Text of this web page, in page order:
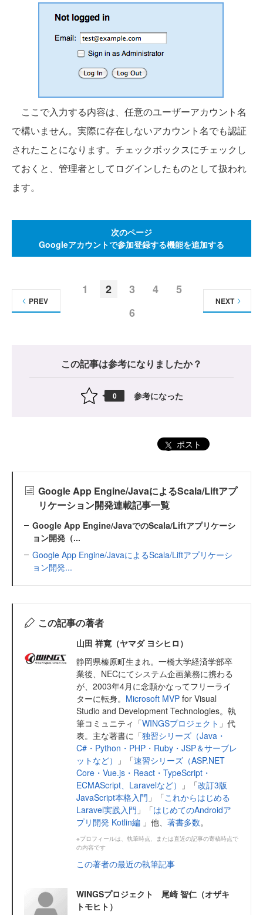
ここで入力する内容は、任意のユーザーアカウント名
で構いません。実際に存在しないアカウント名でも認証
されたことになります。チェックボックスにチェックし
ておくと、管理者としてログインしたものとして扱われ
ます。
次のページ
Googleアカウントで参加登録する機能を追加する
1 2 3 4
5
6
PREV NEXT
この記事は参考になりましたか？
0 参考になった
ポスト
Google App Engine/JavaによるScala/Liftアプ
リケーション開発連載記事一覧
Google App Engine/JavaでのScala/Liftアプリケーシ
ョン開発（...
Google App Engine/JavaによるScala/Liftアプリケーシ
ョン開発...
この記事の著者
山田 祥寛（ヤマダ ヨシヒロ）
静岡県榛原町生まれ。一橋大学経済学部卒
業後、NECにてシステム企画業務に携わる
が、2003年4月に念願かなってフリーライ
ターに転身。 Microsoft MVP for Visual
Studio and Development Technologies。執
筆コミュニティ「WINGSプロジェクト 」代
表。主な著書に「独習シリーズ（Java・
C#・Python・PHP・Ruby・JSP＆サーブレ
ットなど）
」「速習シリーズ（ASP.NET
Core・Vue.js・React・TypeScript・
ECMAScript、Laravelなど）
」「改訂3版
JavaScript本格入門 」「これからはじめる
Laravel実践入門 」「はじめてのAndroidア
プリ開発 Kotlin編 」他、 著書多数。
※プロフィールは、執筆時点、または直近の記事の寄稿時点で
の内容です
この著者の最近の執筆記事
WINGSプロジェクト 尾崎 智仁（オザキ
トモヒト）